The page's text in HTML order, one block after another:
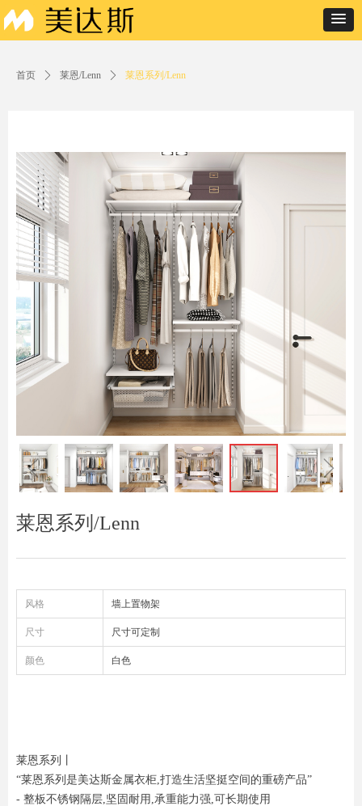
首页 ꄲ 莱恩/Lenn ꄲ 莱恩系列/Lenn
莱恩系列丨
“莱恩系列是美达斯金属衣柜,打造生活坚挺空间的重磅产品”
- 整板不锈钢隔层,坚固耐用,承重能力强,可长期使用
ꁆ ꁇ
莱恩系列/Lenn
风格 墙上置物架
尺寸 尺寸可定制
颜色 白色